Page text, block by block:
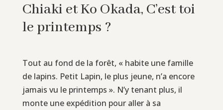
Chiaki et Ko Okada, C’est toi
le printemps ?
Tout au fond de la forêt, « habite une famille
de lapins. Petit Lapin, le plus jeune, n’a encore
jamais vu le printemps ». N’y tenant plus, il
monte une expédition pour aller à sa